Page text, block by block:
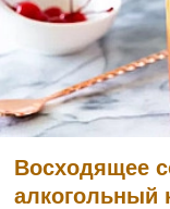
Восходящее
алкогольный